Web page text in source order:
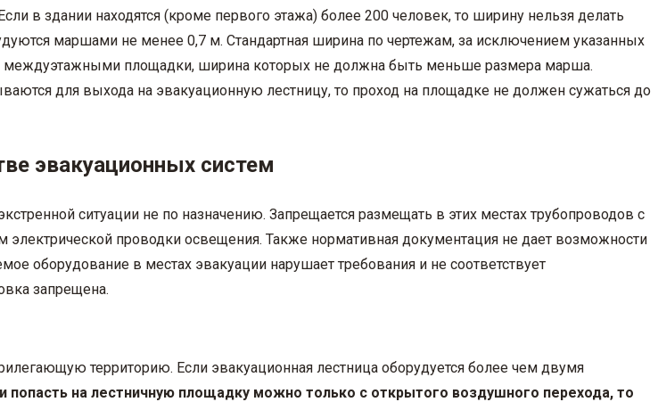
в здании находятся (кроме первого этажа) более 200 человек, то ширину нельзя делать
маршами не менее 0,7 м. Стандартная ширина по чертежам, за исключением указанных
площадки, ширина которых не должна быть меньше размера марша.
для выхода на эвакуационную лестницу, то проход на площадке не должен сужаться до
эвакуационных систем
ситуации не по назначению. Запрещается размещать в этих местах трубопроводов с
проводки освещения. Также нормативная документация не дает возможности
оборудование в местах эвакуации нарушает требования и не соответствует
запрещена.
территорию. Если эвакуационная лестница оборудуется более чем двумя
попасть на лестничную площадку можно только с открытого воздушного перехода, то